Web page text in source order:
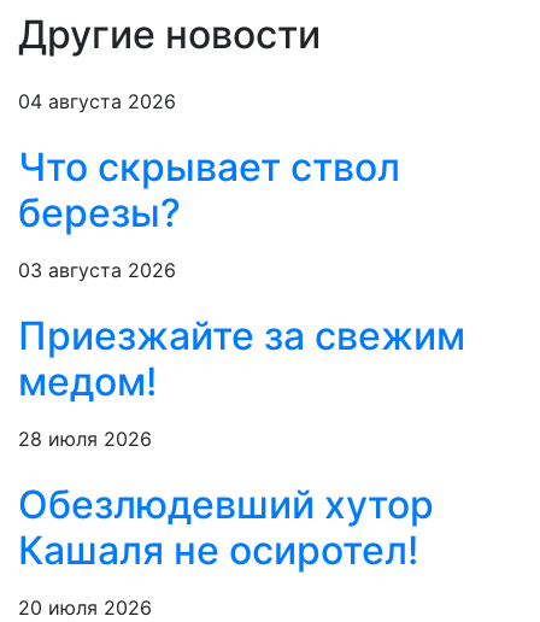
Другие новости
04 августа 2026
Что скрывает ствол
березы?
03 августа 2026
Приезжайте за свежим
медом!
28 июля 2026
Обезлюдевший хутор
Кашаля не осиротел!
20 июля 2026